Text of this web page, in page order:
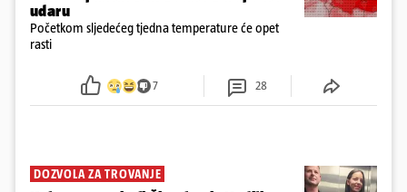
udaru
Početkom sljedećeg tjedna temperature će opet
rasti
7 28
DOZVOLA ZA TROVANJE